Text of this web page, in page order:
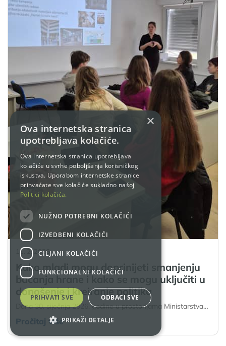
11. 2. 2026.
Kako mladi mogu doprinijeti smanjenju
bacanja hrane i kako se mogu uključiti u
donošenje i kreiranje politika
Dana 30. siječnja 2026. godine u prostorijama Ministarstva…
Pročitaj više
×
Ova internetska stranica
upotrebljava kolačiće.
Ova internetska stranica upotrebljava
kolačiće u svrhe poboljšanja korisničkog
iskustva. Uporabom internetske stranice
prihvaćate sve kolačiće sukladno našoj
Politici kolačića.
NUŽNO POTREBNI KOLAČIĆI
IZVEDBENI KOLAČIĆI
CILJANI KOLAČIĆI
FUNKCIONALNI KOLAČIĆI
PRIHVATI SVE ODBACI SVE
PRIKAŽI DETALJE